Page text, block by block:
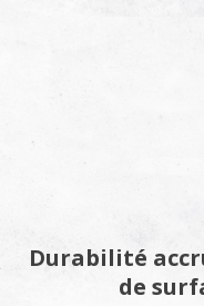
Durabilité
de